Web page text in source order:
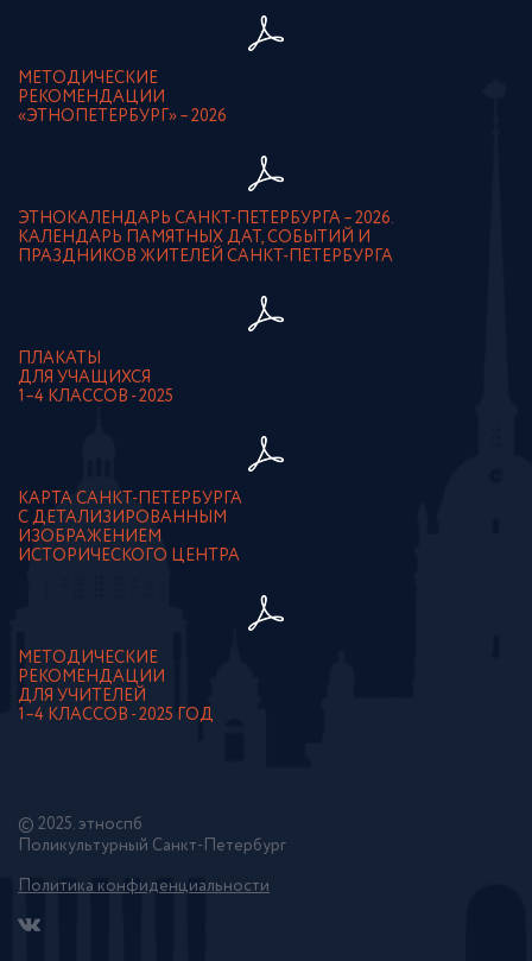
МЕТОДИЧЕСКИЕ
РЕКОМЕНДАЦИИ
«ЭТНОПЕТЕРБУРГ» – 2026
ЭТНОКАЛЕНДАРЬ САНКТ-ПЕТЕРБУРГА – 2026.
КАЛЕНДАРЬ ПАМЯТНЫХ ДАТ, СОБЫТИЙ И
ПРАЗДНИКОВ ЖИТЕЛЕЙ САНКТ-ПЕТЕРБУРГА
ПЛАКАТЫ
ДЛЯ УЧАЩИХСЯ
1–4 КЛАССОВ - 2025
КАРТА САНКТ-ПЕТЕРБУРГА
С ДЕТАЛИЗИРОВАННЫМ
ИЗОБРАЖЕНИЕМ
ИСТОРИЧЕСКОГО ЦЕНТРА
МЕТОДИЧЕСКИЕ
РЕКОМЕНДАЦИИ
ДЛЯ УЧИТЕЛЕЙ
1–4 КЛАССОВ - 2025 ГОД
© 2025. этноспб
Поликультурный Санкт-Петербург
Политика конфиденциальности